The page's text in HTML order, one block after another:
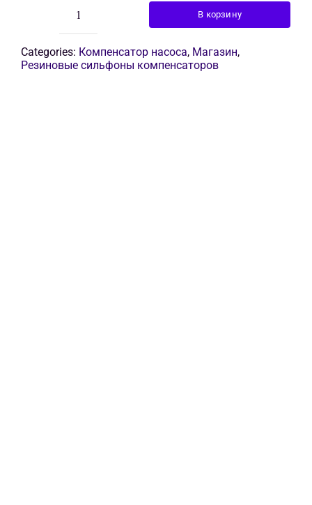
Количество
товара
Гибкая
соединительная
В корзину
Categories: Компенсатор насоса, Магазин,
Резиновые сильфоны компенсаторов